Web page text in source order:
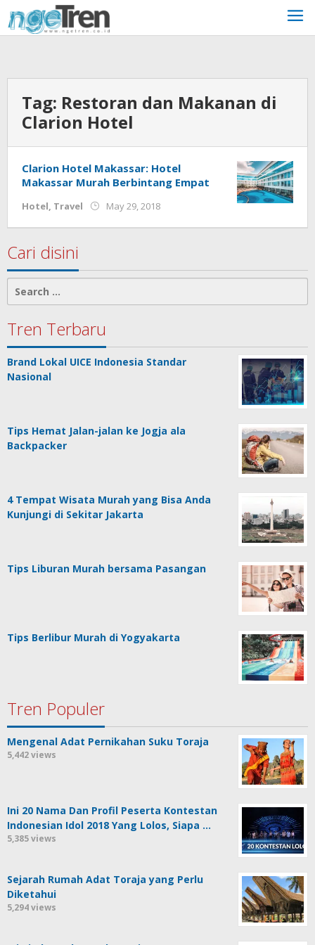
to
content
Tag: Restoran dan Makanan di
Clarion Hotel
Clarion Hotel Makassar: Hotel
Makassar Murah Berbintang Empat
Hotel, Travel May 29, 2018
JP
Cari disini
for:
Tren Terbaru
Brand Lokal UICE Indonesia Standar
Nasional
Tips Hemat Jalan-jalan ke Jogja ala
Backpacker
4 Tempat Wisata Murah yang Bisa Anda
Kunjungi di Sekitar Jakarta
Tips Liburan Murah bersama Pasangan
Tips Berlibur Murah di Yogyakarta
Tren Populer
Mengenal Adat Pernikahan Suku Toraja
5,442 views
Ini 20 Nama Dan Profil Peserta Kontestan
Indonesian Idol 2018 Yang Lolos, Siapa …
5,385 views
Sejarah Rumah Adat Toraja yang Perlu
Diketahui
5,294 views